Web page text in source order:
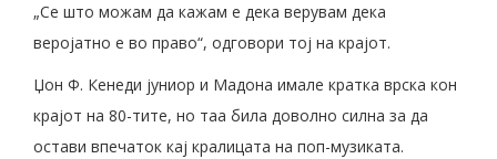
„Се што можам да кажам е дека верувам дека
веројатно е во право“, одговори тој на крајот.
Џон Ф. Кенеди јуниор и Мадона имале кратка врска кон
крајот на 80-тите, но таа била доволно силна за да
остави впечаток кај кралицата на поп-музиката.